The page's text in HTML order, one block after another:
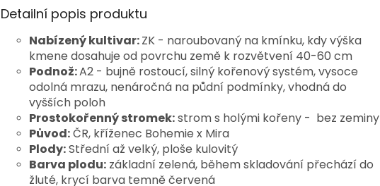
Detailní popis produktu
Nabízený kultivar:ZK - naroubovaný na kmínku, kdy výška
kmene dosahuje od povrchu země k rozvětvení 40-60 cm
Podnož:A2 - bujně rostoucí, silný kořenový systém, vysoce
odolná mrazu, nenáročná na půdní podmínky, vhodná do
vyšších poloh
Prostokořenný stromek:strom s holými kořeny - bez zeminy
Původ:ČR, kříženec Bohemie x Mira
Plody:Střední až velký, ploše kulovitý
Barva plodu: základní zelená, během skladování přechází do
žluté, krycí barva temně červená